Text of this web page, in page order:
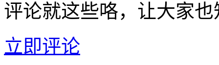
评论就这些咯，让大家
立即评论